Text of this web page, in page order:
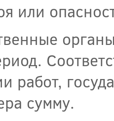
или
работ,
сумму.